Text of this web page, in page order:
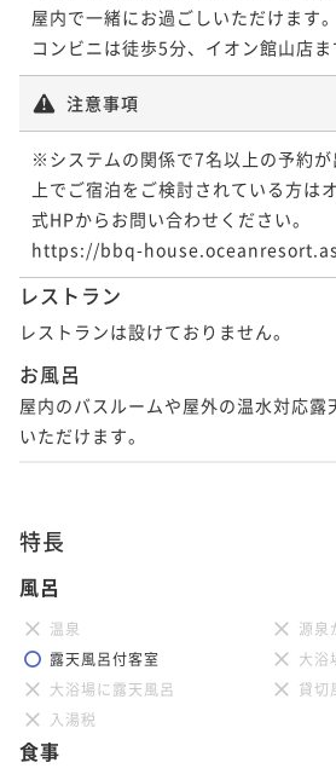
屋内で一緒にお過ごしいただけます。
コンビニは徒歩5分、イオン館山店ま
注意事項
※システムの関係で7名以上の予約
上でご宿泊をご検討されている方は
式HPからお問い合わせください。
https://bbq-
レストラン
レストランは設けておりません。
お風呂
屋内のバスルームや屋外の温水対応露
いただけます。
特長
風呂
温泉
源泉
露天風呂付客室
大浴
大浴場に露天風呂
貸切
入湯税
食事